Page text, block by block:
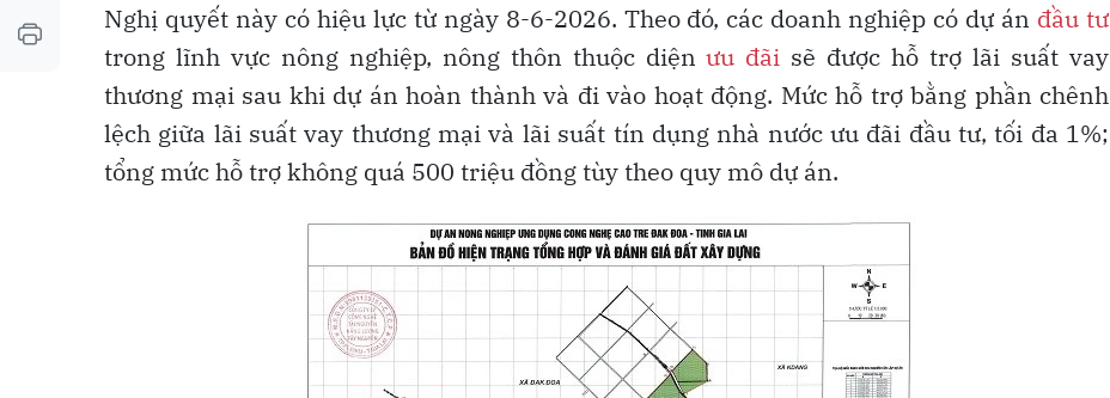
Nghị quyết này có hiệu lực từ ngày 8-6-2026. Theo đó, các doanh nghiệp có dự án đầu tư
trong lĩnh vực nông nghiệp, nông thôn thuộc diệnưu đãi sẽ được hỗ trợ lãi suất vay
thương mại sau khi dự án hoàn thành và đi vào hoạt động. Mức hỗ trợ bằng phần chênh
lệch giữa lãi suất vay thương mại và lãi suất tín dụng nhà nước ưu đãi đầu tư, tối đa 1%;
tổng mức hỗ trợ không quá 500 triệu đồng tùy theo quy mô dự án.